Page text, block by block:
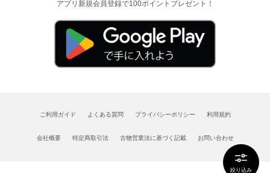
絞り込み
アプリ新規会員登録で100ポイントプレゼント！
ご利用ガイド よくある質問 プライバシーポリシー 利用規約
会社概要 特定商取引法 古物営業法に基づく記載 お問い合わせ